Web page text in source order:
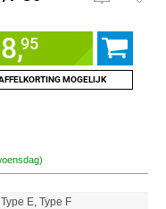
8,95
MOGELIJK
E, Type F